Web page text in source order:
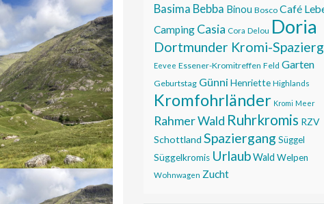
Basima Bebba Binou Bosco Café
Camping Casia Cora Delou Doria
Dortmunder Kromi-
Eevee Essener-Kromitreffen Feld Garten
Geburtstag Günni Henriette Highlands
Kromfohrländer Kromi Meer
Rahmer Wald Ruhrkromis RZV
Schottland Spaziergang Süggel
Süggelkromis UrlaubWald Welpen
Wohnwagen Zucht